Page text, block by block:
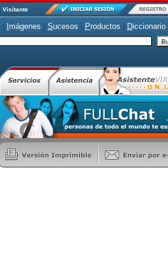
Visitante
mágenes Sucesos Productos Diccionario